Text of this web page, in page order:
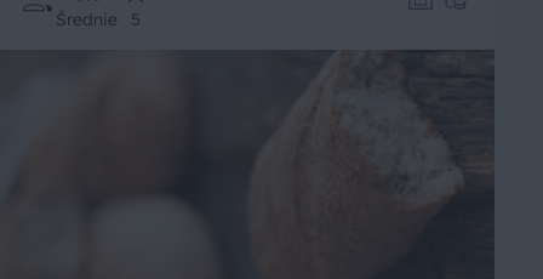
Średnie 5